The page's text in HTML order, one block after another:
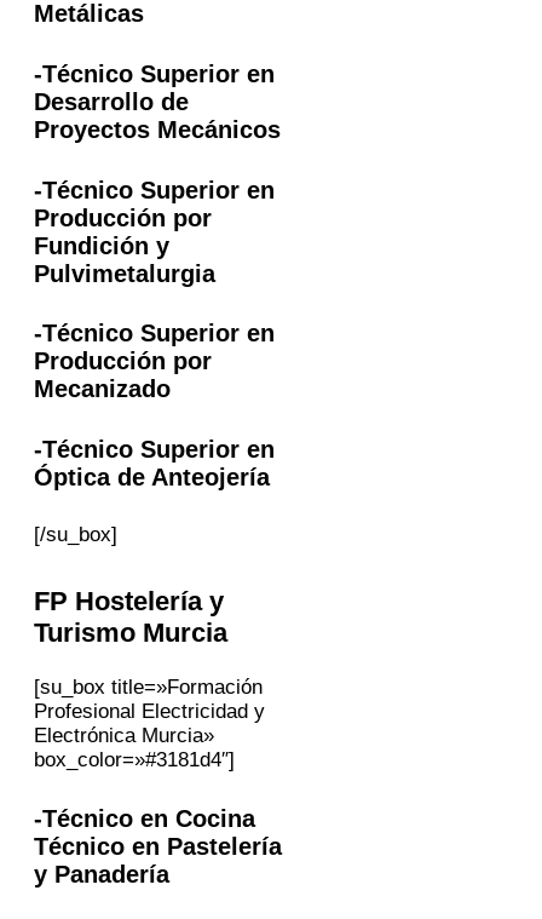
Metálicas
-Técnico Superior en
Desarrollo de
Proyectos Mecánicos
-Técnico Superior en
Producción por
Fundición y
Pulvimetalurgia
-Técnico Superior en
Producción por
Mecanizado
-Técnico Superior en
Óptica de Anteojería
[/su_box]
FP Hostelería y
Turismo Murcia
[su_box title=»Formación
Profesional Electricidad y
Electrónica Murcia»
box_color=»#3181d4″]
-Técnico en Cocina
Técnico en Pastelería
y Panadería